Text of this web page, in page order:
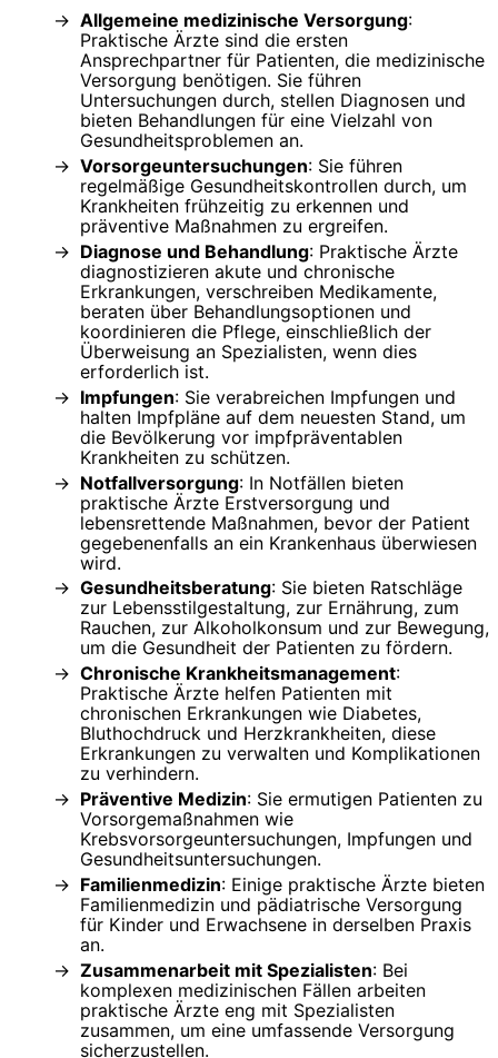
Allgemeine medizinische Versorgung:
Praktische Ärzte sind die ersten
Ansprechpartner für Patienten, die medizinische
Versorgung benötigen. Sie führen
Untersuchungen durch, stellen Diagnosen und
bieten Behandlungen für eine Vielzahl von
Gesundheitsproblemen an.
Vorsorgeuntersuchungen: Sie führen
regelmäßige Gesundheitskontrollen durch, um
Krankheiten frühzeitig zu erkennen und
präventive Maßnahmen zu ergreifen.
Diagnose und Behandlung: Praktische Ärzte
diagnostizieren akute und chronische
Erkrankungen, verschreiben Medikamente,
beraten über Behandlungsoptionen und
koordinieren die Pflege, einschließlich der
Überweisung an Spezialisten, wenn dies
erforderlich ist.
Impfungen: Sie verabreichen Impfungen und
halten Impfpläne auf dem neuesten Stand, um
die Bevölkerung vor impfpräventablen
Krankheiten zu schützen.
Notfallversorgung: In Notfällen bieten
praktische Ärzte Erstversorgung und
lebensrettende Maßnahmen, bevor der Patient
gegebenenfalls an ein Krankenhaus überwiesen
wird.
Gesundheitsberatung: Sie bieten Ratschläge
zur Lebensstilgestaltung, zur Ernährung, zum
Rauchen, zur Alkoholkonsum und zur Bewegung,
um die Gesundheit der Patienten zu fördern.
Chronische Krankheitsmanagement:
Praktische Ärzte helfen Patienten mit
chronischen Erkrankungen wie Diabetes,
Bluthochdruck und Herzkrankheiten, diese
Erkrankungen zu verwalten und Komplikationen
zu verhindern.
Präventive Medizin: Sie ermutigen Patienten zu
Vorsorgemaßnahmen wie
Krebsvorsorgeuntersuchungen, Impfungen und
Gesundheitsuntersuchungen.
Familienmedizin: Einige praktische Ärzte bieten
Familienmedizin und pädiatrische Versorgung
für Kinder und Erwachsene in derselben Praxis
an.
Zusammenarbeit mit Spezialisten: Bei
komplexen medizinischen Fällen arbeiten
praktische Ärzte eng mit Spezialisten
zusammen, um eine umfassende Versorgung
sicherzustellen.